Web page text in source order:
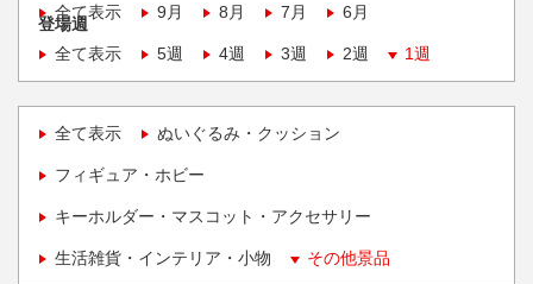
全て表示
9月 8月 7月 6月
登場週
全て表示
5週 4週 3週 2週 1週
全て表示 ぬいぐるみ・クッション
フィギュア・ホビー
キーホルダー・マスコット・アクセサリー
生活雑貨・インテリア・小物 その他景品